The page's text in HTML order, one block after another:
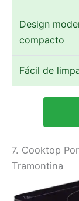
Design
compacto
Fácil de
7. Cooktop
Tramontina